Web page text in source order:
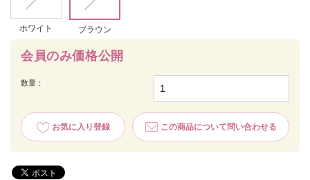
会員のみ価格公開
数量：
お気に入り登録 この商品について問い合わせる
ホワイト ブラウン